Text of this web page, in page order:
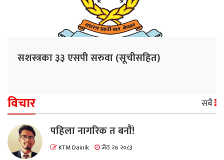
सशस्त्रका ३३ एसपी सरुवा (सूचीसहित)
विचार सबै
पहिला नागरिक त बनाैं!
KTM Dainik जेठ २७ २०८३